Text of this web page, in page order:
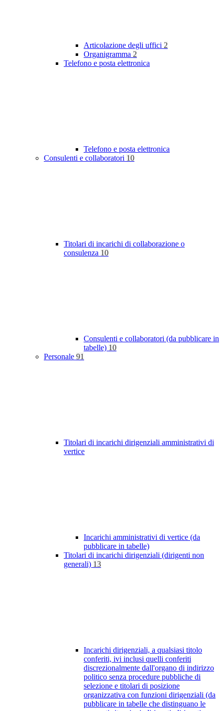
Articolazione degli uffici 2
Organigramma 2
Telefono e posta elettronica
Telefono e posta elettronica
Consulenti e collaboratori 10
Titolari di incarichi di collaborazione o
consulenza 10
Consulenti e collaboratori (da pubblicare in
tabelle) 10
Personale 91
Titolari di incarichi dirigenziali amministrativi di
vertice
Incarichi amministrativi di vertice (da
pubblicare in tabelle)
Titolari di incarichi dirigenziali (dirigenti non
generali) 13
Incarichi dirigenziali, a qualsiasi titolo
conferiti, ivi inclusi quelli conferiti
discrezionalmente dall'organo di indirizzo
politico senza procedure pubbliche di
selezione e titolari di posizione
organizzativa con funzioni dirigenziali (da
pubblicare in tabelle che distinguano le